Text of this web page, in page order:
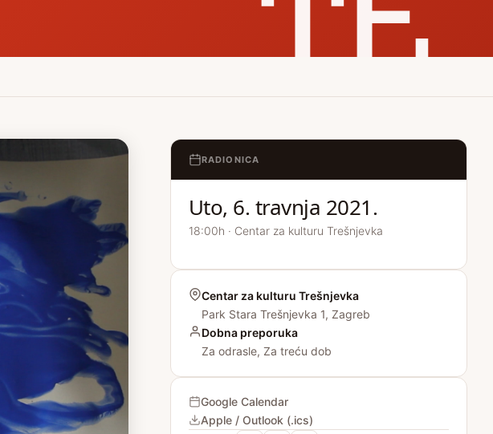
RADIONICA
Uto, 6. travnja 2021.
18:00h · Centar za kulturu Trešnjevka
Centar za kulturu Trešnjevka
Park Stara Trešnjevka 1, Zagreb
Dobna preporuka
Za odrasle, Za treću dob
Google Calendar
Apple / Outlook (.ics)